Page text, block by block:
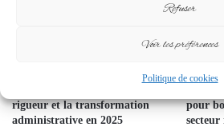
Refuser
Voir les préférences
Politique de cookies
rigueur et la transformation
administrative en 2025
Le
pour